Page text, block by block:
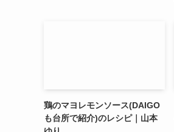
鶏のマヨレモンソース(DAIGO
も台所で紹介)のレシピ｜山本